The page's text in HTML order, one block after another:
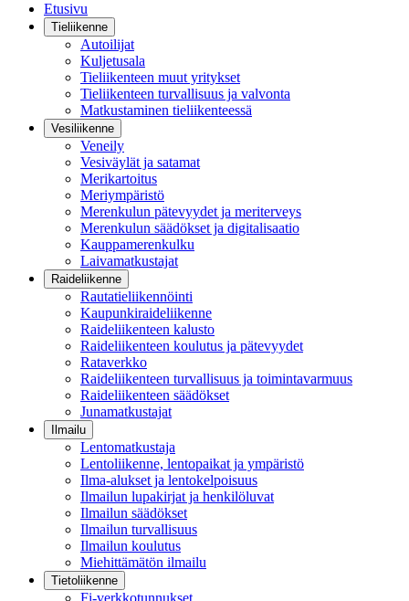
Etusivu
Tieliikenne
Autoilijat
Kuljetusala
Tieliikenteen muut yritykset
Tieliikenteen turvallisuus ja valvonta
Matkustaminen tieliikenteessä
Vesiliikenne
Veneily
Vesiväylät ja satamat
Merikartoitus
Meriympäristö
Merenkulun pätevyydet ja meriterveys
Merenkulun säädökset ja digitalisaatio
Kauppamerenkulku
Laivamatkustajat
Raideliikenne
Rautatieliikennöinti
Kaupunkiraideliikenne
Raideliikenteen kalusto
Raideliikenteen koulutus ja pätevyydet
Rataverkko
Raideliikenteen turvallisuus ja toimintavarmuus
Raideliikenteen säädökset
Junamatkustajat
Ilmailu
Lentomatkustaja
Lentoliikenne, lentopaikat ja ympäristö
Ilma-alukset ja lentokelpoisuus
Ilmailun lupakirjat ja henkilöluvat
Ilmailun säädökset
Ilmailun turvallisuus
Ilmailun koulutus
Miehittämätön ilmailu
Tietoliikenne
Fi-verkkotunnukset